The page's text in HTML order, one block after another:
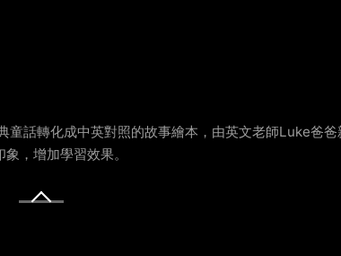
話轉化成中英對照的故事繪本，由英文老師Luke爸
，增加學習效果。